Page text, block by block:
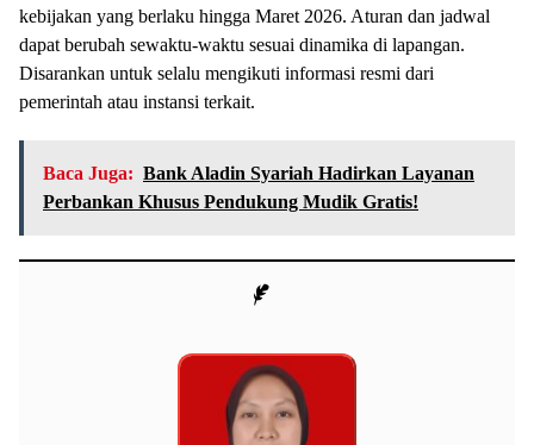
kebijakan yang berlaku hingga Maret 2026. Aturan dan jadwal
dapat berubah sewaktu-waktu sesuai dinamika di lapangan.
Disarankan untuk selalu mengikuti informasi resmi dari
pemerintah atau instansi terkait.
Baca Juga: Bank Aladin Syariah Hadirkan Layanan
Perbankan Khusus Pendukung Mudik Gratis!